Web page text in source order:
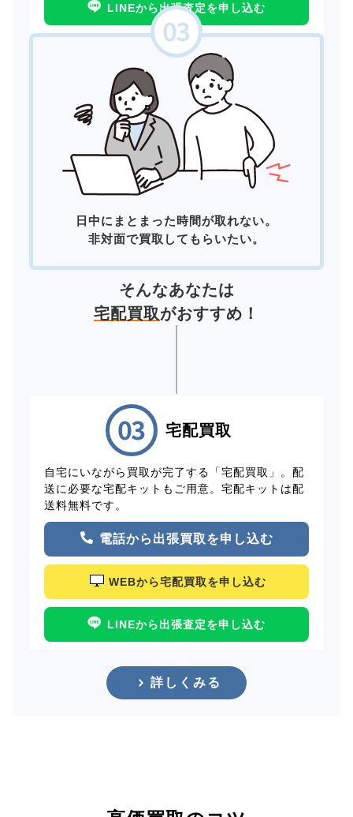
LINEから出張査定を申し込む
日中にまとまった時間が取れない。
非対面で買取してもらいたい。
そんなあなたは
宅配買取がおすすめ！
宅配買取
自宅にいながら買取が完了する「宅配買取」。配
送に必要な宅配キットもご用意。宅配キットは配
送料無料です。
電話から出張買取を申し込む
WEBから宅配買取を申し込む
LINEから出張査定を申し込む
詳しくみる